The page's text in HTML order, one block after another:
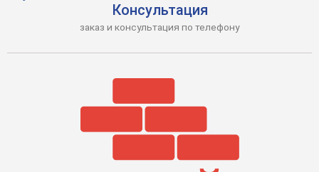
Консультация
заказ и консультация по телефону